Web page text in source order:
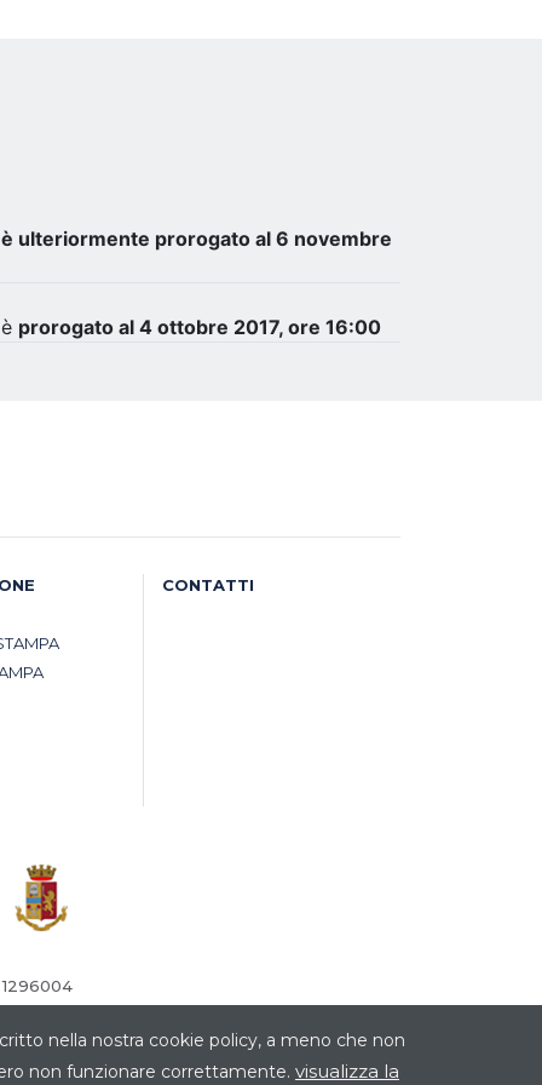
è ulteriormente prorogato al 6 novembre
prorogato al 4 ottobre 2017, ore 16:00
CONTATTI
1296004
nella nostra cookie policy, a meno che non
non funzionare correttamente. visualizza la